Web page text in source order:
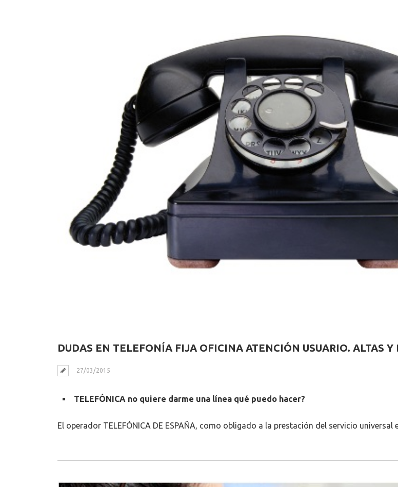
DUDAS EN TELEFONÍA FIJA OFICINA ATENCIÓN USUARIO. ALTAS Y
27/03/2015
TELEFÓNICA no quiere darme una línea qué puedo hacer?
El operador TELEFÓNICA DE ESPAÑA, como obligado a la prestación del servicio universal